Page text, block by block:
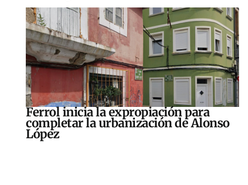
Ferrol inicia la expropiación para
completar la urbanización de Alonso
López